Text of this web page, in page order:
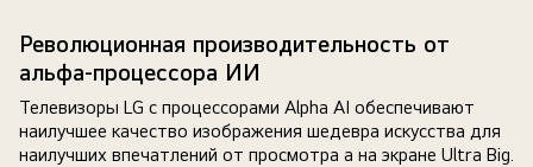
«черное»
рельефное
черном
Революционная производительность от
альфа-процессора ИИ
Телевизоры LG с процессорами Alpha AI обеспечивают
наилучшее качество изображения шедевра искусства для
наилучших впечатлений от просмотра а на экране Ultra Big.